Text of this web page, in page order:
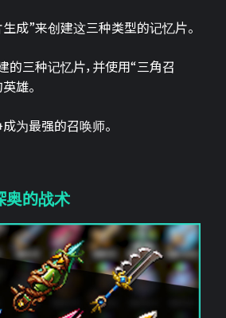
成”来创建这三种类型的记忆片。
的三种记忆片，并使用“三角召
雄。
为最强的召唤师。
奥的战术